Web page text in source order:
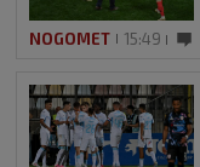
NOGOMET 15:49